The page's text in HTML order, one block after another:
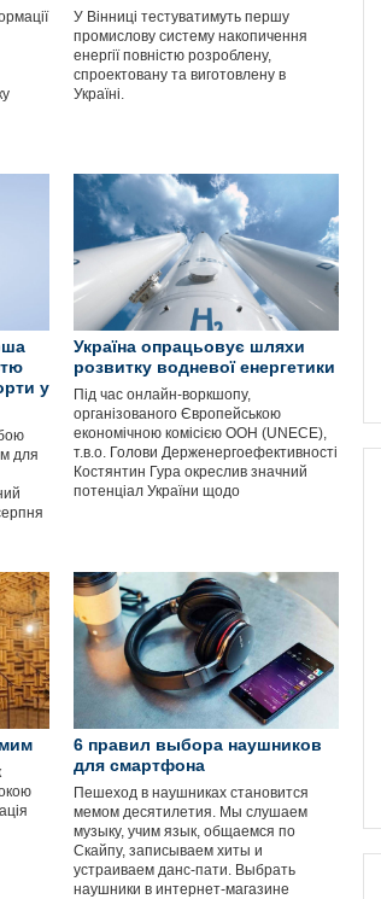
У Вінниці тестуватимуть першу
промислову систему накопичення
енергії повністю розроблену,
спроектовану та виготовлену в
Україні.
у
для
Україна опрацьовує шляхи
розвитку водневої енергетики
Під час онлайн-воркшопу,
організованого Європейською
економічною комісією ООН (UNECE),
т.в.о. Голови Держенергоефективності
Костянтин Гура окреслив значний
потенціал України щодо
6 правил выбора наушников
для смартфона
Пешеход в наушниках становится
мемом десятилетия. Мы слушаем
музыку, учим язык, общаемся по
Скайпу, записываем хиты и
устраиваем данс-пати. Выбрать
наушники в интернет-магазине